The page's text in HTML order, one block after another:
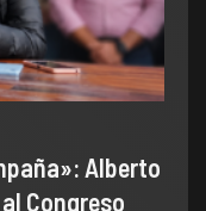
Alberto
Congreso